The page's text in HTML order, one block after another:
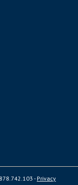
- Privacy